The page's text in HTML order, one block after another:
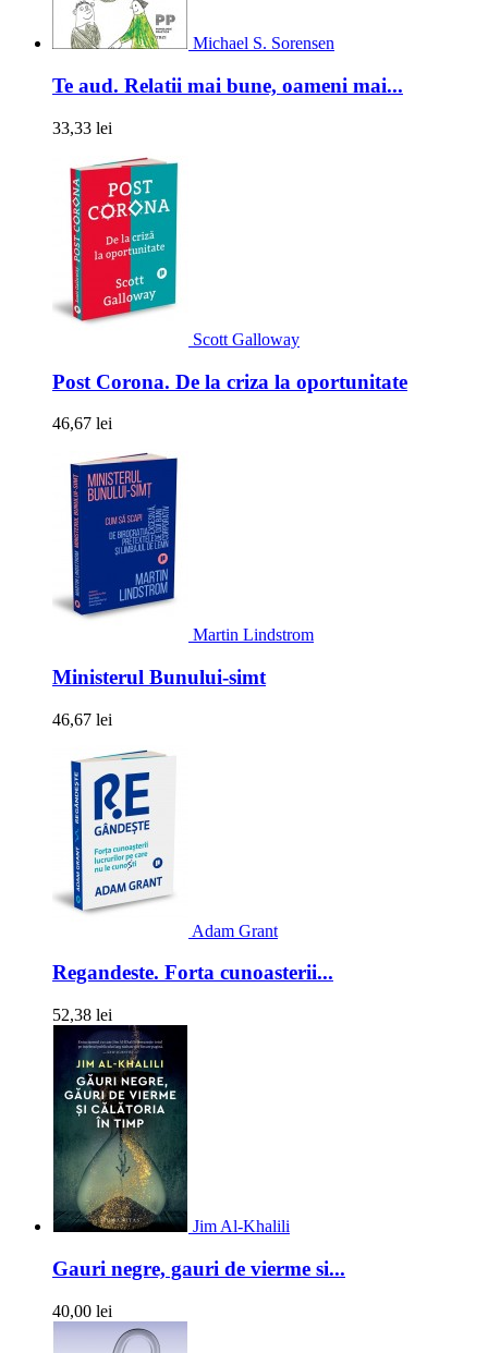
Michael S. Sorensen
Te aud. Relatii mai bune, oameni mai...
33,33 lei
Scott Galloway
Post Corona. De la criza la oportunitate
46,67 lei
Martin Lindstrom
Ministerul Bunului-simt
46,67 lei
Adam Grant
Regandeste. Forta cunoasterii...
52,38 lei
Jim Al-Khalili
Gauri negre, gauri de vierme si...
40,00 lei